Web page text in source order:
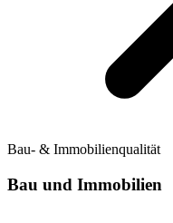
Bau- & Immobilienqualität
Bau und Immobilien